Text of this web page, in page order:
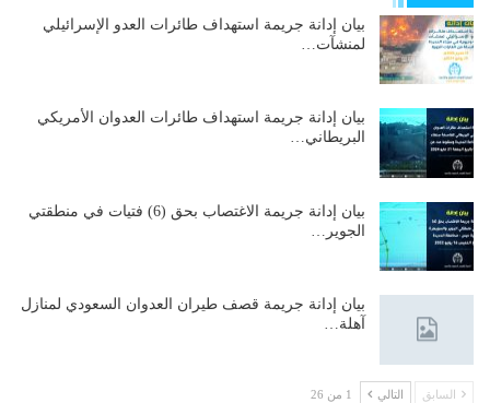
بيان إدانة جريمة استهداف طائرات العدو الإسرائيلي
لمنشآت…
بيان إدانة جريمة استهداف طائرات العدوان الأمريكي
البريطاني…
بيان إدانة جريمة الاغتصاب بحق (6) فتيات في منطقتي
الجوير…
بيان إدانة جريمة قصف طيران العدوان السعودي لمنازل
آهلة…
السابق التالي 1 من 26